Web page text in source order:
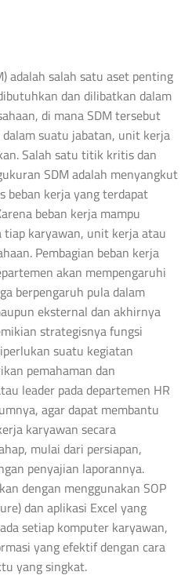
adalah salah satu aset penting
dan dilibatkan dalam
di mana SDM tersebut
suatu jabatan, unit kerja
Salah satu titik kritis dan
SDM adalah menyangkut
beban kerja yang terdapat
beban kerja mampu
karyawan, unit kerja atau
Pembagian beban kerja
akan mempengaruhi
berpengaruh pula dalam
eksternal dan akhirnya
strategisnya fungsi
suatu kegiatan
pemahaman dan
leader pada departemen HR
agar dapat membantu
karyawan secara
mulai dari persiapan,
penyajian laporannya.
dengan menggunakan SOP
dan aplikasi Excel yang
setiap komputer karyawan,
yang efektif dengan cara
yang singkat.